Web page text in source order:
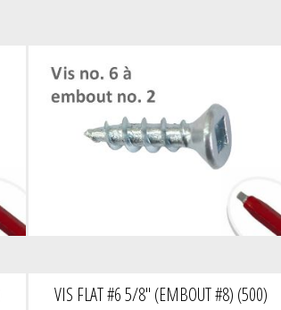
VIS FLAT #6 5/8" (EMBOUT #8) (500)